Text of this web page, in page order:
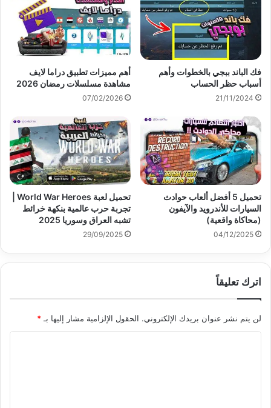
فك الباند ببجي بالخطوات وأهم
أسباب حظر الحساب
21/11/2024
أهم مميزات تطبيق دراما لايف
مشاهدة مسلسلات رمضان 2026
07/02/2026
تحميل 5 أفضل ألعاب حوادث
السيارات للأندرويد والآيفون
(محاكاة واقعية)
04/12/2025
تجربة حرب عالمية بنكهة خرائط
تشبه العراق وسوريا 2025
29/09/2025
اترك تعليقاً
لن يتم نشر عنوان بريدك الإلكتروني. الحقول الإلزامية مشار إليها بـ *